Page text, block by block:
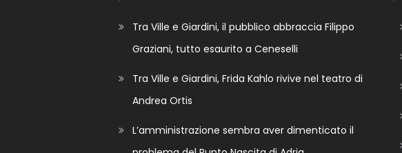
Tra Ville e Giardini, il pubblico abbraccia Filippo
Graziani, tutto esaurito a Ceneselli
Tra Ville e Giardini, Frida Kahlo rivive nel teatro di
Andrea Ortis
L’amministrazione sembra aver dimenticato il